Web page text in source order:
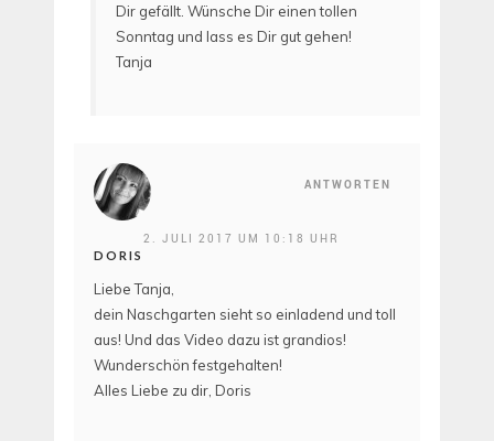
Dir gefällt. Wünsche Dir einen tollen
Sonntag und lass es Dir gut gehen!
Tanja
ANTWORTEN
DORIS
2. JULI 2017 UM 10:18 UHR
Liebe Tanja,
dein Naschgarten sieht so einladend und toll
aus! Und das Video dazu ist grandios!
Wunderschön festgehalten!
Alles Liebe zu dir, Doris